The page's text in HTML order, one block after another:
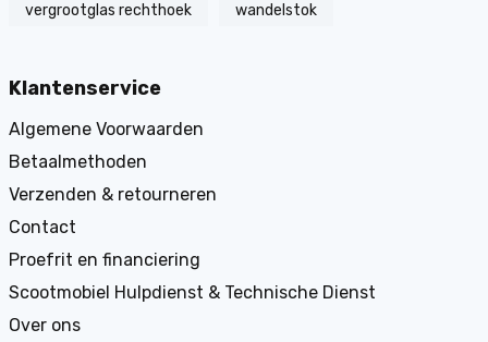
vergrootglas rechthoek wandelstok
Klantenservice
Algemene Voorwaarden
Betaalmethoden
Verzenden & retourneren
Contact
Proefrit en financiering
Scootmobiel Hulpdienst & Technische Dienst
Over ons